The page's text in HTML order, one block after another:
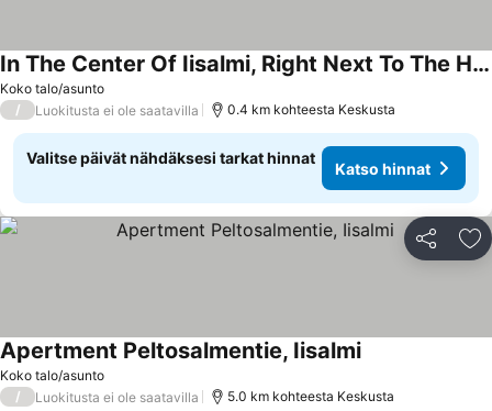
Koko talo/asunto
In The Center Of Iisalmi, Right Next To The Harbor
Katso hinnat
/ Luokitusta ei ole saatavilla 0.4 km kohteesta Keskusta
Valitse päivät nähdäksesi tarkat hinnat
Katso hinnat
Jaa
Koko talo/asunto
Apertment Peltosalmentie, IisalmiKatso hinnat
/ Luokitusta ei ole saatavilla 5.0 km kohteesta Keskusta